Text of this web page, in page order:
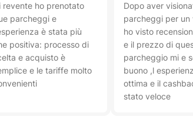
revente ho prenotato
parcheggi e
è stata più
positiva: processo di
e acquisto è
e le tariffe molto
Dopo aver
parcheggi per un
ho visto
e il prezzo di
parcheggio mi e
buono ,l
ottima e il
stato veloce